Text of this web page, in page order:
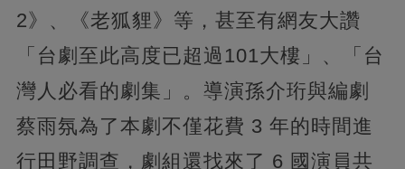
2》、《老狐貍》等，甚至有網友大讚
「台劇至此高度已超過101大樓」、「台
灣人必看的劇集」。導演孫介珩與編劇
蔡雨氛為了本劇不僅花費 3 年的時間進
行田野調查，劇組還找來了 6 國演員共